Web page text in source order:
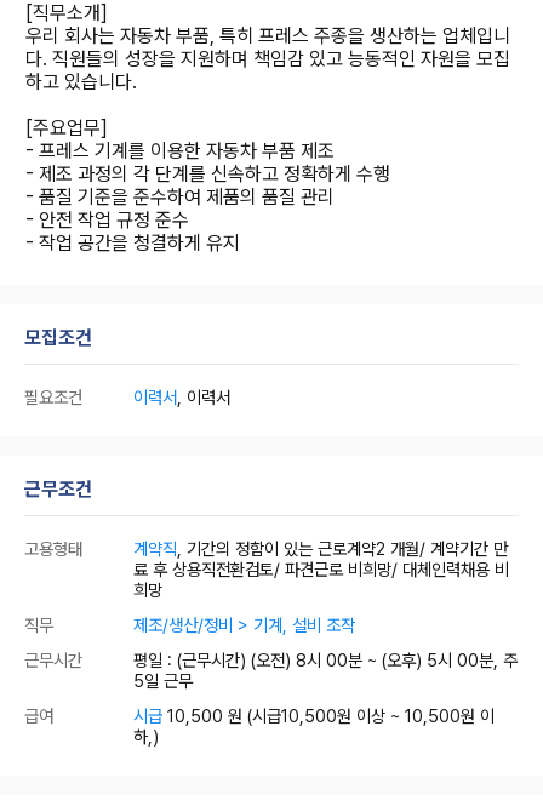
[직무소개]
우리 회사는 자동차 부품, 특히 프레스 주종을 생산하는 업체입니
다. 직원들의 성장을 지원하며 책임감 있고 능동적인 자원을 모집
하고 있습니다.
[주요업무]
- 프레스 기계를 이용한 자동차 부품 제조
- 제조 과정의 각 단계를 신속하고 정확하게 수행
- 품질 기준을 준수하여 제품의 품질 관리
- 안전 작업 규정 준수
- 작업 공간을 청결하게 유지
모집조건
필요조건 이력서 , 이력서
근무조건
고용형태 계약직 , 기간의 정함이 있는 근로계약2 개월/ 계약기간 만
료 후 상용직전환검토/ 파견근로 비희망/ 대체인력채용 비
희망
직무
제조/생산/정비 > 기계, 설비 조작
근무시간
평일 : (근무시간) (오전) 8시 00분 ~ (오후) 5시 00분, 주
5일 근무
급여
시급 10,500 원 (시급10,500원 이상 ~ 10,500원 이
하,)